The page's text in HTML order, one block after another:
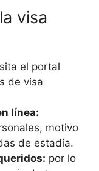
visa
el portal
de visa
línea:
motivo
de estadía.
por lo